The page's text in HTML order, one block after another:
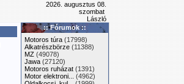
2026. augusztus 08.
szombat
László
:: Fórumok ::
Motoros túra (17998)
Alkatrészbörze (11388)
MZ (49078)
Jawa (27120)
Motoros ruházat (1391)
Motor elektroni...
(4962)